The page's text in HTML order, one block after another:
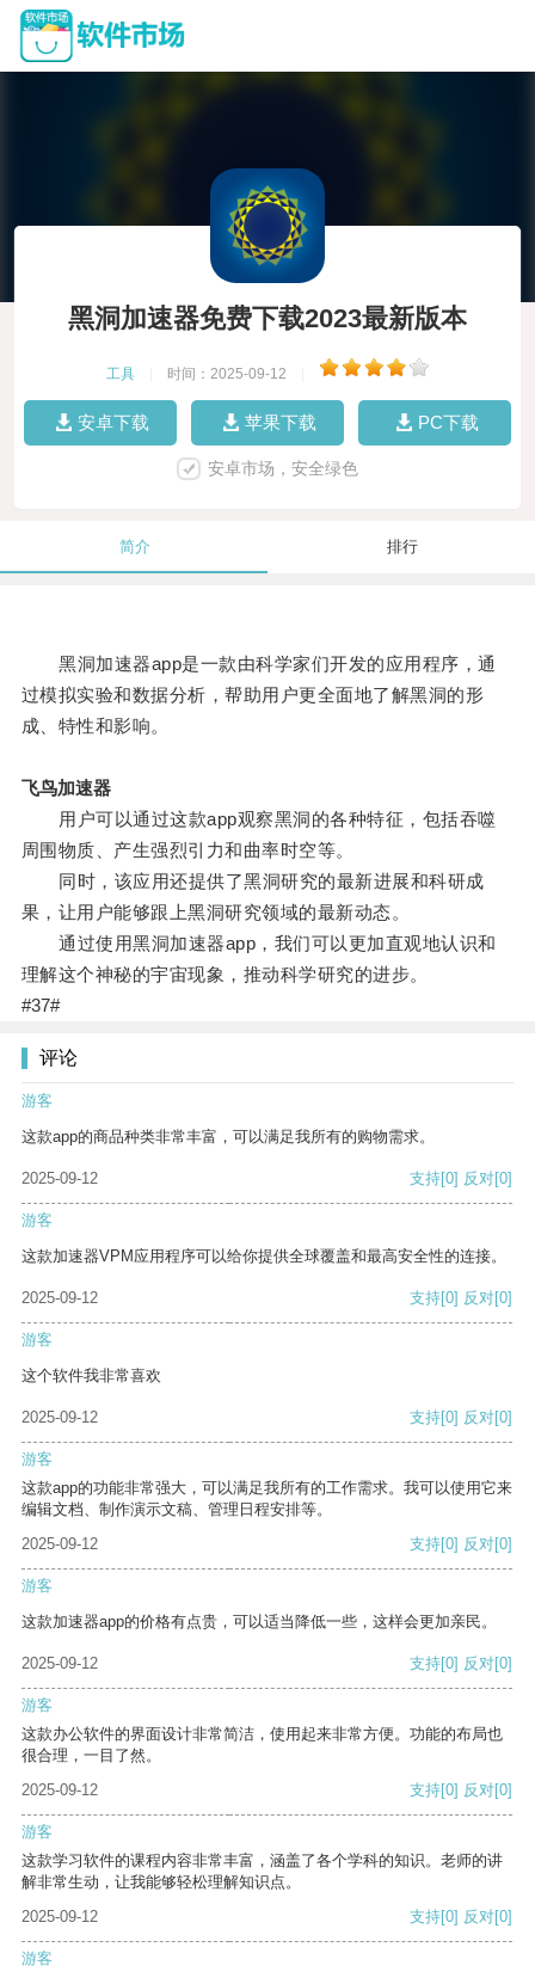
黑洞加速器免费下载2023最新版本
工具 时间：2025-09-12
安卓下载 苹果下载 PC下载
安卓市场，安全绿色
简介 排行
黑洞加速器app是一款由科学家们开发的应用程序，通
过模拟实验和数据分析，帮助用户更全面地了解黑洞的形
成、特性和影响。
飞鸟加速器
用户可以通过这款app观察黑洞的各种特征，包括吞噬
周围物质、产生强烈引力和曲率时空等。
同时，该应用还提供了黑洞研究的最新进展和科研成
果，让用户能够跟上黑洞研究领域的最新动态。
通过使用黑洞加速器app，我们可以更加直观地认识和
理解这个神秘的宇宙现象，推动科学研究的进步。
#37#
评论
游客
这款app的商品种类非常丰富，可以满足我所有的购物需求。
2025-09-12 支持[0] 反对[0]
游客
这款加速器VPM应用程序可以给你提供全球覆盖和最高安全性的连接。
2025-09-12 支持[0] 反对[0]
游客
这个软件我非常喜欢
2025-09-12 支持[0] 反对[0]
游客
这款app的功能非常强大，可以满足我所有的工作需求。我可以使用它来
编辑文档、制作演示文稿、管理日程安排等。
2025-09-12
支持[0] 反对[0]
游客
这款加速器app的价格有点贵，可以适当降低一些，这样会更加亲民。
2025-09-12 支持[0] 反对[0]
游客
这款办公软件的界面设计非常简洁，使用起来非常方便。功能的布局也
很合理，一目了然。
2025-09-12
支持[0] 反对[0]
游客
这款学习软件的课程内容非常丰富，涵盖了各个学科的知识。老师的讲
解非常生动，让我能够轻松理解知识点。
2025-09-12
支持[0] 反对[0]
游客